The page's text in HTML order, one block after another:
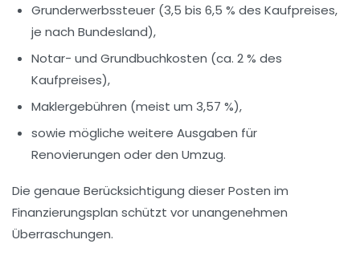
Grunderwerbssteuer (3,5 bis 6,5 % des Kaufpreises,
je nach Bundesland),
Notar- und Grundbuchkosten (ca. 2 % des
Kaufpreises),
Maklergebühren (meist um 3,57 %),
sowie mögliche weitere Ausgaben für
Renovierungen oder den Umzug.
Die genaue Berücksichtigung dieser Posten im
Finanzierungsplan schützt vor unangenehmen
Überraschungen.